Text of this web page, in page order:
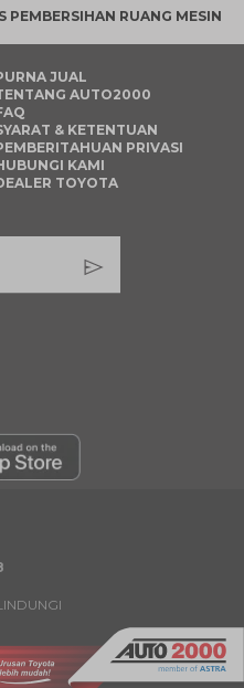
PEMBERSIHAN RUANG MESIN
JUAL
AUTO2000
& KETENTUAN
PRIVASI
KAMI
TOYOTA